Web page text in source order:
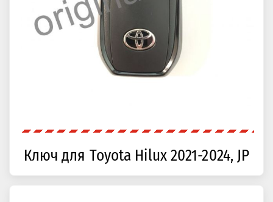
Ключ для Toyota Hilux 2021-2024, JP